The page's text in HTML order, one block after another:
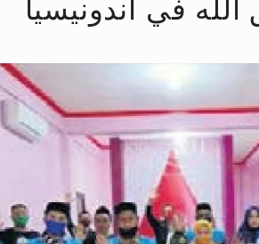
حضرة امير المؤمنين أيده الله
يطرس وأعداء الإسلام اضغط
والمعراج >> المزيد
النبيين صلى الله عليه وسلم >>
في أندونيسيا